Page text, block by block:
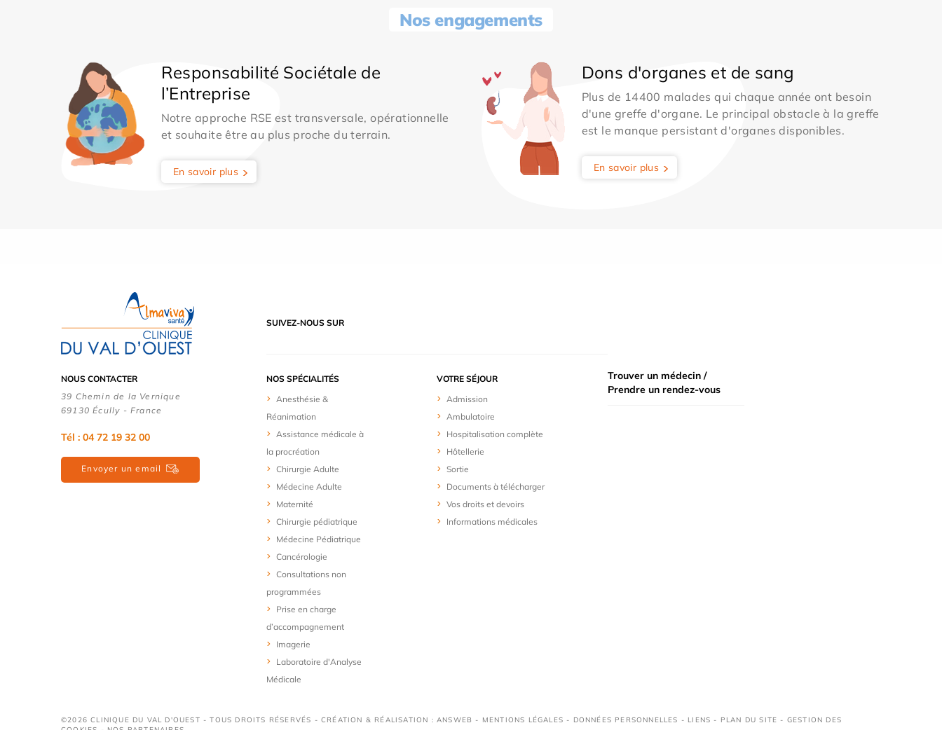
Nos engagements
Responsabilité Sociétale de
l’Entreprise
Notre approche RSE est transversale, opérationnelle
et souhaite être au plus proche du terrain.
En savoir plus
Dons d'organes et de sang
Plus de 14400 malades qui chaque année ont besoin
d'une greffe d'organe. Le principal obstacle à la greffe
est le manque persistant d'organes disponibles.
En savoir plus
SUIVEZ-NOUS SUR
NOUS CONTACTER
39 Chemin de la Vernique
69130 Écully - France
Tél : 04 72 19 32 00
Envoyer un email
NOS SPÉCIALITÉS
Anesthésie &
Réanimation
Assistance médicale à
la procréation
Chirurgie Adulte
Médecine Adulte
Maternité
Chirurgie pédiatrique
Médecine Pédiatrique
Cancérologie
Consultations non
programmées
Prise en charge
d’accompagnement
Imagerie
Laboratoire d'Analyse
Médicale
VOTRE SÉJOUR
Admission
Ambulatoire
Hospitalisation complète
Hôtellerie
Sortie
Documents à télécharger
Vos droits et devoirs
Informations médicales
Trouver un médecin /
Prendre un rendez-vous
©2026 CLINIQUE DU VAL D'OUEST - TOUS DROITS RÉSERVÉS - CRÉATION & RÉALISATION : ANSWEB - MENTIONS LÉGALES - DONNÉES PERSONNELLES - LIENS - PLAN DU SITE - GESTION DES